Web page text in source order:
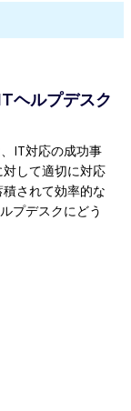
ヘルプデスク
IT対応の成功事
して適切に対応
されて効率的な
プデスクにどう